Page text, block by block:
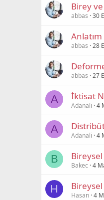
Birey
abbas 30
abbas 28
abbas 27
A İktisat
Adanali 4
A
Adanali 4
B
Bakec 4
H
Hasan 4